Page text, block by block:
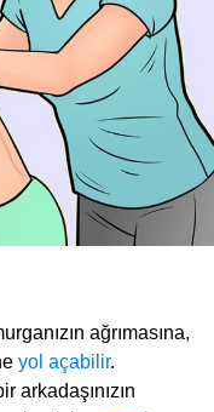
ağrımasına,
yol açabilir.
arkadaşınızın